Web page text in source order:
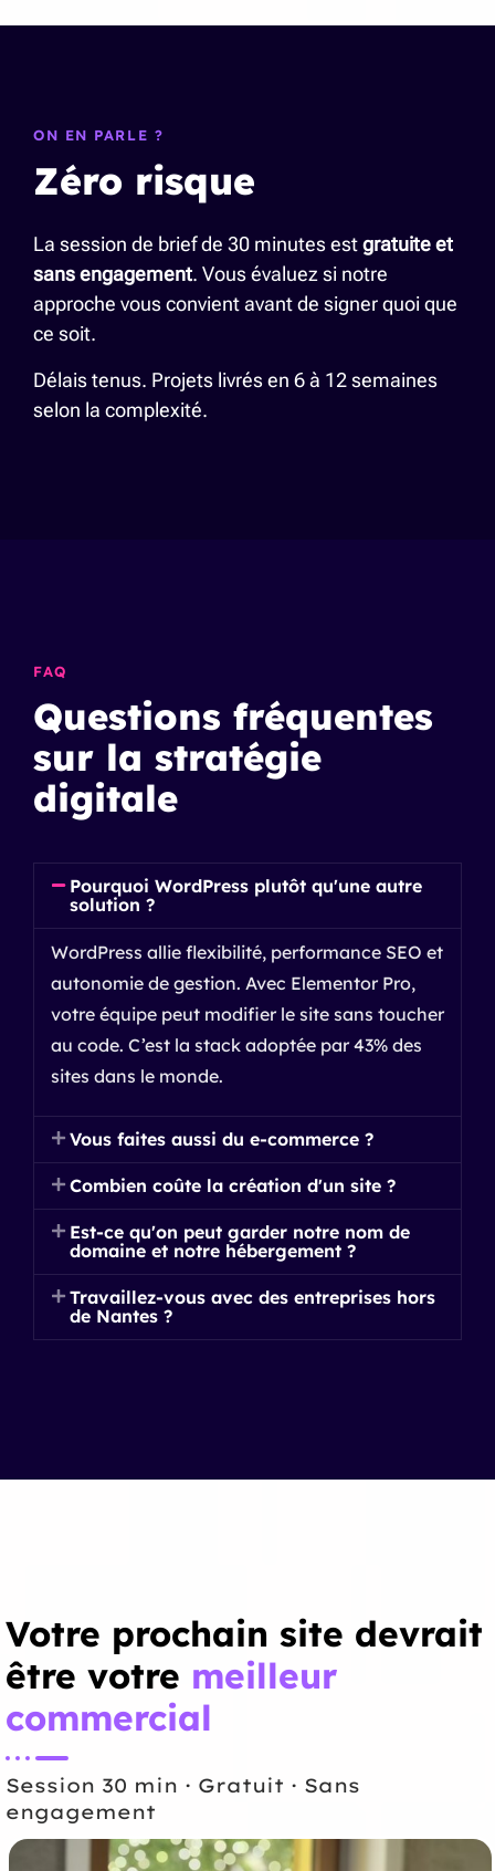
ON EN PARLE ?
Zéro risque
La session de brief de 30 minutes estgratuite et
sans engagement. Vous évaluez si notre
approche vous convient avant de signer quoi que
ce soit.
Délais tenus. Projets livrés en 6 à 12 semaines
selon la complexité.
FAQ
Questions fréquentes
sur la stratégie
digitale
Pourquoi WordPress plutôt qu'une autre
solution ?
WordPress allie flexibilité, performance SEO et
autonomie de gestion. Avec Elementor Pro,
votre équipe peut modifier le site sans toucher
au code. C’est la stack adoptée par 43% des
sites dans le monde.
Vous faites aussi du e-commerce ?
Combien coûte la création d'un site ?
Est-ce qu'on peut garder notre nom de
domaine et notre hébergement ?
Travaillez-vous avec des entreprises hors
de Nantes ?
Votre prochain site devrait
être votre meilleur
commercial
Session 30 min · Gratuit · Sans
engagement